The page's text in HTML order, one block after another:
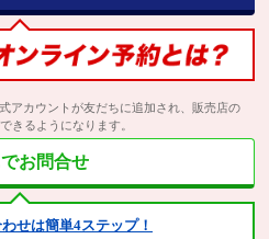
アカウントが友だちに追加され、販売店の
きるようになります。
お問合せ
せは簡単4ステップ！